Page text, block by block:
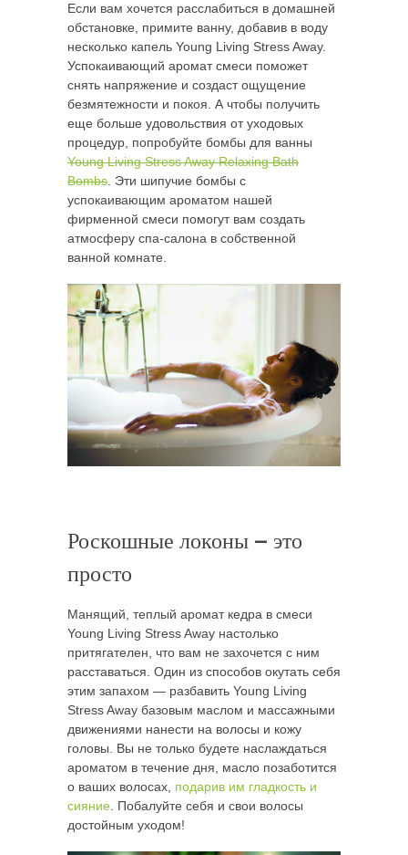
Если вам хочется расслабиться в домашней
обстановке, примите ванну, добавив в воду
несколько капель Young Living Stress Away.
Успокаивающий аромат смеси поможет
снять напряжение и создаст ощущение
безмятежности и покоя. А чтобы получить
еще больше удовольствия от уходовых
процедур, попробуйте бомбы для ванны
Young Living Stress Away Relaxing Bath
Bombs. Эти шипучие бомбы с
успокаивающим ароматом нашей
фирменной смеси помогут вам создать
атмосферу спа-салона в собственной
ванной комнате.
Роскошные локоны — это
просто
Манящий, теплый аромат кедра в смеси
Young Living Stress Away настолько
притягателен, что вам не захочется с ним
расставаться. Один из способов окутать себя
этим запахом — разбавить Young Living
Stress Away базовым маслом и массажными
движениями нанести на волосы и кожу
головы. Вы не только будете наслаждаться
ароматом в течение дня, масло позаботится
о ваших волосах, подарив им гладкость и
сияние. Побалуйте себя и свои волосы
достойным уходом!